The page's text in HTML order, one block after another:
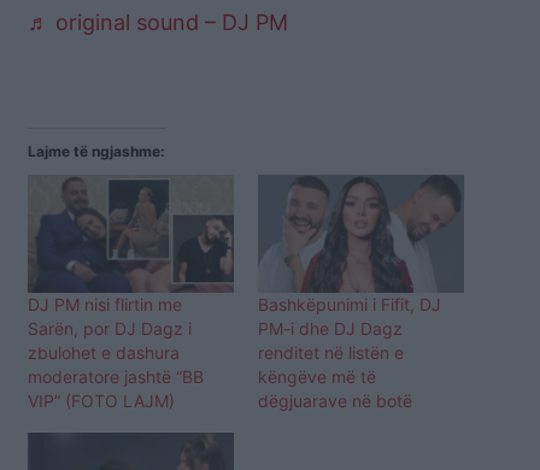
♬ original sound – DJ PM
Lajme të ngjashme:
DJ PM nisi flirtin me
Sarën, por DJ Dagz i
zbulohet e dashura
moderatore jashtë “BB
VIP” (FOTO LAJM)
Bashkëpunimi i Fifit, DJ
PM-i dhe DJ Dagz
renditet në listën e
këngëve më të
dëgjuarave në botë